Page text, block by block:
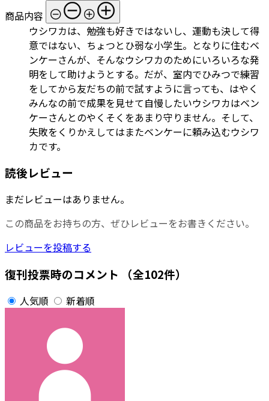
商品内容
ウシワカは、勉強も好きではないし、運動も決して得
意ではない、ちょつとひ弱な小学生。となりに住むベ
ンケーさんが、そんなウシワカのためにいろいろな発
明をして助けようとする。だが、室内でひみつで練習
をしてから友だちの前で試すように言っても、はやく
みんなの前で成果を見せて自慢したいウシワカはベン
ケーさんとのやくそくをあまり守りません。そして、
失敗をくりかえしてはまたベンケーに頼み込むウシワ
カです。
読後レビュー
まだレビューはありません。
この商品をお持ちの方、ぜひレビューをお書きください。
レビューを投稿する
復刊投票時のコメント （全102件）
人気順 新着順